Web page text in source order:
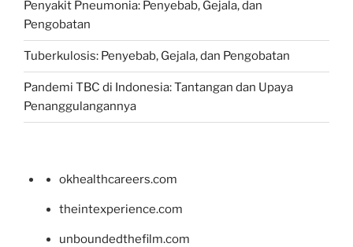
Penyakit Pneumonia: Penyebab, Gejala, dan
Pengobatan
Tuberkulosis: Penyebab, Gejala, dan Pengobatan
Pandemi TBC di Indonesia: Tantangan dan Upaya
Penanggulangannya
okhealthcareers.com
theintexperience.com
unboundedthefilm.com